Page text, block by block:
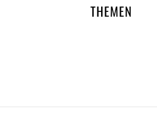
UND ARBEITSGRUPPEN DER UNIKO
THEMEN